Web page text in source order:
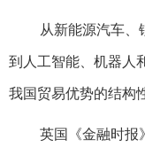
从新能源汽车、
到人工智能、机器人
我国贸易优势的结构
英国《金融时报